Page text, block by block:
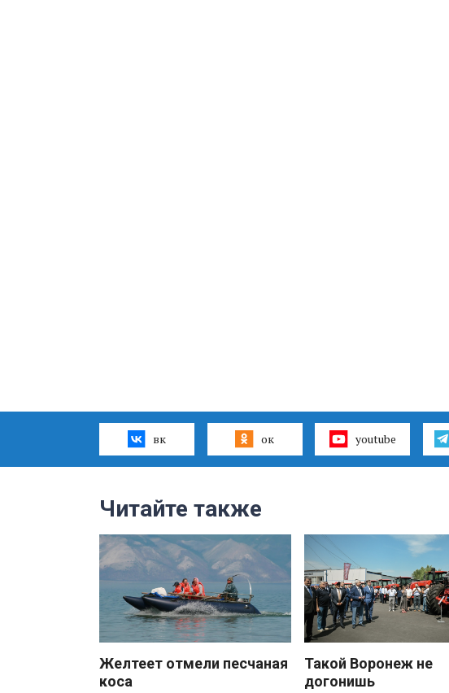
вк ок youtube
Читайте также
Желтеет отмели песчаная
коса
Такой Воронеж не
догонишь